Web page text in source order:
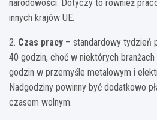
narodowości. Dotyczy to również
innych krajów UE.
2. Czas pracy – standardowy tydzień
40 godzin, choć w niektórych
godzin w przemyśle metalowym i
Nadgodziny powinny być dodatkowo
czasem wolnym.